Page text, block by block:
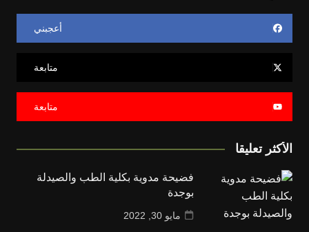
أعجبني
متابعة
متابعة
الأكثر تعليقا
فضيحة مدوية بكلية الطب والصيدلة
بوجدة
مايو 30, 2022